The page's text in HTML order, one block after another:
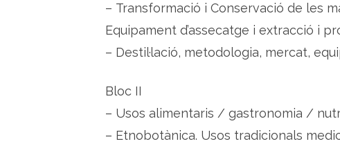
– Transformació i Conservació de les
Equipament d’assecatge i extracció i
– Destil·lació, metodologia, mercat,
Bloc II
– Usos alimentaris / gastronomia /
– Etnobotànica. Usos tradicionals